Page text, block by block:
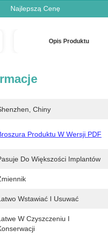
Najlepszą Cenę
Opis Produktu
Chiny
Produktu W Wersji PDF
Do Większości Implantów
Wstawiać I Usuwać
W Czyszczeniu I